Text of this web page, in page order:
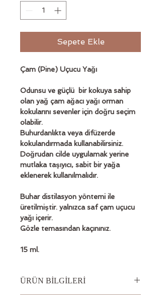
Sepete Ekle
Çam (Pine) Uçucu Yağı
Odunsu ve güçlü  bir kokuya sahip
olan yağ çam ağacı yağı orman
kokularını sevenler için doğru seçim
olabilir.
Buhurdanlıkta veya difüzerde
kokulandırmada kullanabilirsiniz.
Doğrudan cilde uygulamak yerine
mutlaka taşıyıcı, sabit bir yağa
eklenerek kullanılmalıdır.
Buhar distilasyon yöntemi ile
üretilmiştir. yalnızca saf çam uçucu
yağı içerir.
Gözle temasından kaçınınız.
15 ml.
ÜRÜN BİLGİLERİ